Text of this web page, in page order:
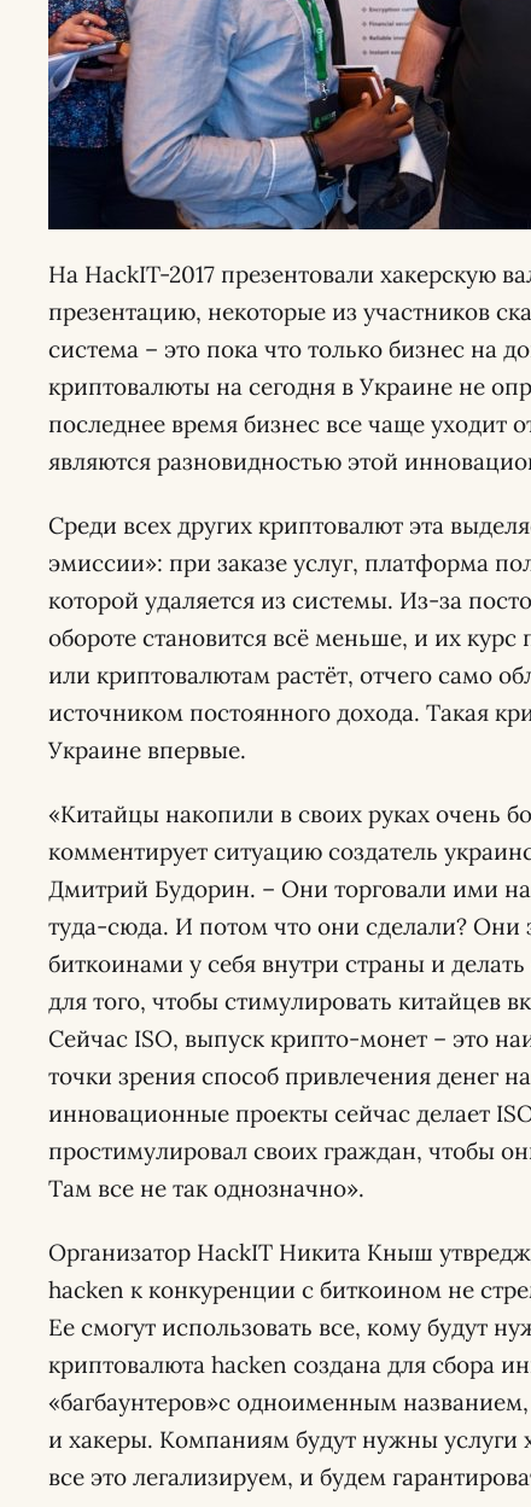
На HackIT-2017 презентовали хакерскую
презентацию, некоторые из участников
система – это пока что только бизнес на
криптовалюты на сегодня в Украине не
последнее время бизнес все чаще уходит
являются разновидностью этой
Среди всех других криптовалют эта
эмиссии»: при заказе услуг, платформа
которой удаляется из системы. Из-за
обороте становится всё меньше, и их
или криптовалютам растёт, отчего само
источником постоянного дохода. Такая
Украине впервые.
«Китайцы накопили в своих руках очень
комментирует ситуацию создатель
Дмитрий Будорин. – Они торговали ими
туда-сюда. И потом что они сделали? Они
биткоинами у себя внутри страны и
для того, чтобы стимулировать китайцев
Сейчас ISО, выпуск крипто-монет – это
точки зрения способ привлечения денег
инновационные проекты сейчас делает
простимулировал своих граждан, чтобы
Там все не так однозначно».
Организатор HackIT Никита Кныш
hacken к конкуренции с биткоином не
Ее смогут использовать все, кому будут
криптовалюта hacken создана для сбора
«багбаунтеров»с одноименным
и хакеры. Компаниям будут нужны услуги
все это легализируем, и будем